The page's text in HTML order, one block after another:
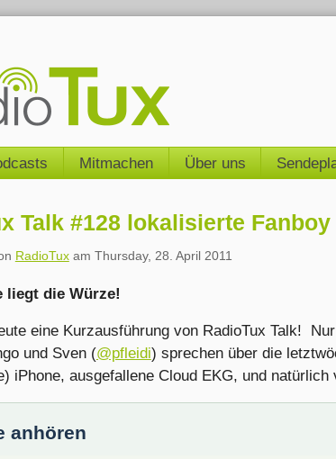
Mitmachen Über uns
Talk #128 lokalisierte Fanboy
RadioTuxam Thursday, 28. April 2011
liegt die Würze!
eine Kurzausführung von RadioTux Talk!
und Sven (@pfleidi) sprechen über die
iPhone, ausgefallene Cloud EKG, und natürlich
anhören